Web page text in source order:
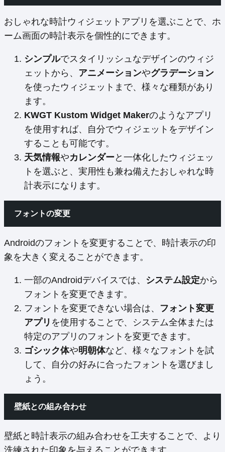
おしゃれな時計ウィジェットアプリを選ぶことで、ホ
ーム画面の時計表示を個性的にできます。
シンプルでスタイリッシュなデザインのウィジ
ェットから、 アニメーションやグラデーション
を使ったウィジェットまで、様々な種類があり
ます。
KWGT Kustom Widget Makerのようなアプリ
を使用すれば、自分でウィジェットをデザイン
することも可能です。
天気情報やカレンダーと一体化したウィジェッ
トを選ぶと、実用性も兼ね備えたおしゃれな時
計表示になります。
フォントの変更
Androidのフォントを変更することで、時計表示の印
象を大きく変えることができます。
一部のAndroidデバイスでは、 システム設定から
フォントを変更できます。
フォントを変更できない場合は、 フォント変更
アプリ を使用することで、システム全体または
特定のアプリのフォントを変更できます。
ゴシック体や明朝体など、様々なフォントを試
して、自分の好みに合ったフォントを選びまし
ょう。
壁紙との組み合わせ
壁紙と時計表示の組み合わせを工夫することで、より
洗練された印象を与えることができます。